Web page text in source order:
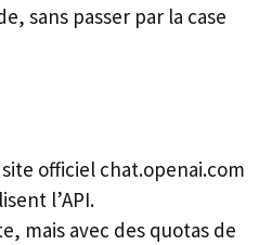
sans passer par la case
site officiel chat.openai.com
l’API.
mais avec des quotas de